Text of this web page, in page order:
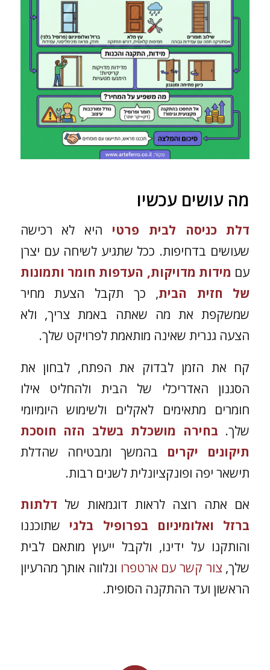
מה עושים עכשיו
דלת כניסה לבית פרטי היא לא רכישה
שעושים בדחיפות. ככל שתגיע לשיחה עם יצרן
עם מידות מדויקות, העדפות חומר ותמונות
של חזית הבית, כך תקבל הצעת מחיר
שמשקפת את מה שאתה באמת צריך, ולא
הצעה גנרית שאינה מותאמת לפרויקט שלך.
קח את הזמן לבדוק את הפתח, לבחון את
הסגנון האדריכלי של הבית ולהחליט אילו
חומרים מתאימים לאקלים ולשימוש היומיומי
שלך. בחירה מושכלת בשלב הזה חוסכת
תיקונים יקרים בהמשך ומבטיחה שהדלת
תישאר יפה ופונקציונלית לשנים רבות.
אם אתה רוצה לראות דוגמאות של דלתות
ברזל ואלומיניום בפרופיל בלגי שתוכננו
והותקנו על ידינו, ולקבל ייעוץ מותאם לבית
שלך, צור קשר עם ארטפרו ונלווה אותך מהרעיון
הראשון ועד ההתקנה הסופית.